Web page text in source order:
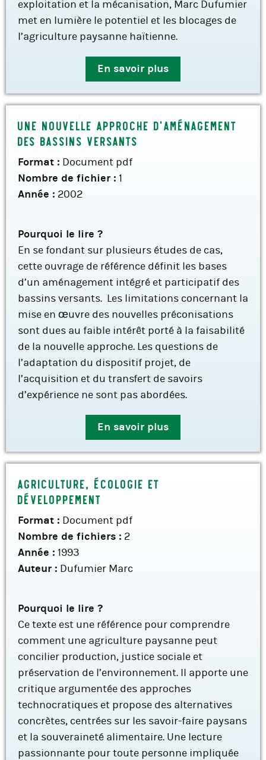
exploitation et la mécanisation, Marc Dufumier
met en lumière le potentiel et les blocages de
l’agriculture paysanne haïtienne.
En savoir plus
Une nouvelle approche d’aménagement
des bassins versants
Format : Document pdf
Nombre de fichier : 1
Année : 2002
Pourquoi le lire ?
En se fondant sur plusieurs études de cas,
cette ouvrage de référence définit les bases
d’un aménagement intégré et participatif des
bassins versants. Les limitations concernant la
mise en œuvre des nouvelles préconisations
sont dues au faible intérêt porté à la faisabilité
de la nouvelle approche. Les questions de
l’adaptation du dispositif projet, de
l’acquisition et du transfert de savoirs
d’expérience ne sont pas abordées.
En savoir plus
Agriculture, écologie et
développement
Format : Document pdf
Nombre de fichiers : 2
Année : 1993
Auteur : Dufumier Marc
Pourquoi le lire ?
Ce texte est une référence pour comprendre
comment une agriculture paysanne peut
concilier production, justice sociale et
préservation de l’environnement. Il apporte une
critique argumentée des approches
technocratiques et propose des alternatives
concrètes, centrées sur les savoir-faire paysans
et la souveraineté alimentaire. Une lecture
passionnante pour toute personne impliquée